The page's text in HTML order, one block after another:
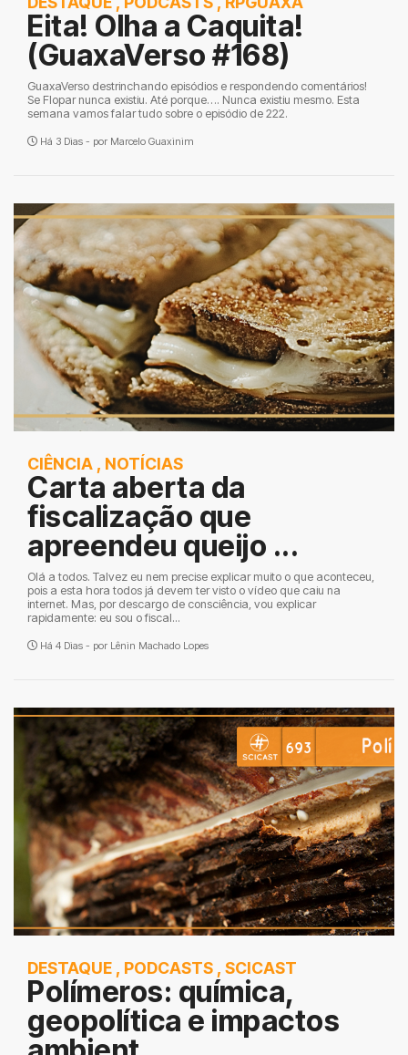
Eita! Olha a Caquita!
(GuaxaVerso #168)
GuaxaVerso destrinchando episódios e respondendo comentários!
Se Flopar nunca existiu. Até porque…. Nunca existiu mesmo. Esta
semana vamos falar tudo sobre o episódio de 222.
Há 3 Dias - por Marcelo Guaxinim
CIÊNCIA , NOTÍCIAS
Carta aberta da
fiscalização que
apreendeu queijo ...
Olá a todos. Talvez eu nem precise explicar muito o que aconteceu,
pois a esta hora todos já devem ter visto o vídeo que caiu na
internet. Mas, por descargo de consciência, vou explicar
rapidamente: eu sou o fiscal...
Há 4 Dias - por Lênin Machado Lopes
DESTAQUE , PODCASTS , SCICAST
Polímeros: química,
geopolítica e impactos